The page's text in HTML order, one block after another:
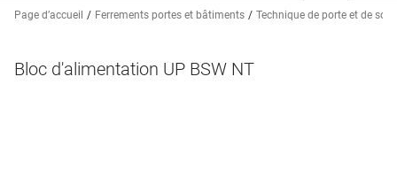
Page d’accueil Ferrements portes et bâtiments Technique de porte et de
Bloc d'alimentation UP BSW NT